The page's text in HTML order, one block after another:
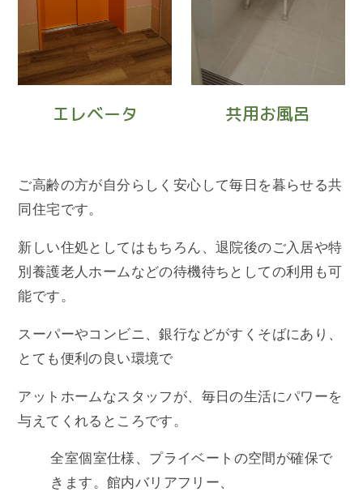
エレベータ 共用お風呂
ご高齢の方が自分らしく安心して毎日を暮らせる共
同住宅です。
新しい住処としてはもちろん、退院後のご入居や特
別養護老人ホームなどの待機待ちとしての利用も可
能です。
スーパーやコンビニ、銀行などがすくそばにあり、
とても便利の良い環境で
アットホームなスタッフが、毎日の生活にパワーを
与えてくれるところです。
全室個室仕様、プライベートの空間が確保で
きます。館内バリアフリー、